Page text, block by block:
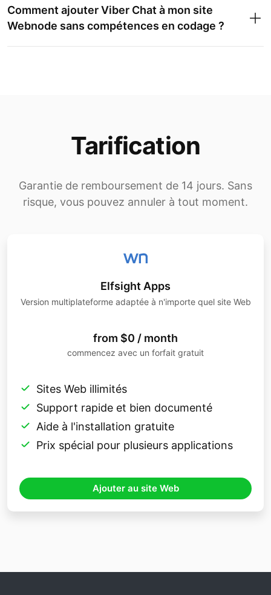
Comment ajouter Viber Chat à mon site
Webnode sans compétences en codage ?
Tarification
Garantie de remboursement de 14 jours. Sans
risque, vous pouvez annuler à tout moment.
Elfsight Apps
Version multiplateforme adaptée à n'importe quel site Web
from $0 / month
commencez avec un forfait gratuit
Sites Web illimités
Support rapide et bien documenté
Aide à l'installation gratuite
Prix ​​spécial pour plusieurs applications
Ajouter au site Web